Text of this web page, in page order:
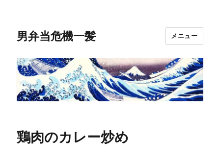
男弁当危機一髪 メニュー
鶏肉のカレー炒め